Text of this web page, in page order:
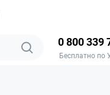
0 800 339
Бесплатно по